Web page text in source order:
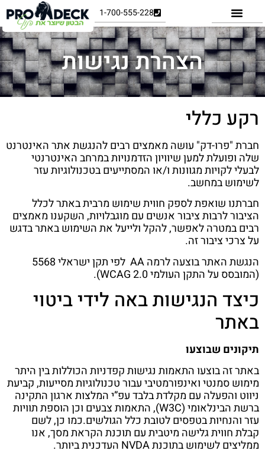
1-700-555-228
הצהרת נגישות
רקע כללי
חברת "פרו-דק" עושה מאמצים רבים להנגשת אתר האינטרנט
שלה ופועלת למען שיוויון הזדמנויות במרחב האינטרנטי
לבעלי לקויות מגוונות ו/או המסתייעים בטכנולוגיות עזר
לשימוש במחשב.
חברתנו שואפת לספק חווית שימוש מרבית באתר לכלל
הציבור לרבות ציבור אנשים עם מוגבלויות, השקענו מאמצים
רבים במטרה לאפשר, להקל ולייעל את השימוש באתר בדגש
על צרכי ציבור זה.
הנגשת האתר בוצעה לרמה AA לפי תקן ישראלי 5568
(המובסס על התקן העולמי WCAG 2.0).
כיצד הנגישות באה לידי ביטוי
באתר
תיקונים שבוצעו
באתר זה בוצעו התאמות נגישות קפדניות הכוללות בין היתר
מימוש סמנטי ואינפורמטיבי עבור טכנולוגיות מסייעות, קביעת
ניווט והפעלה עם מקלדת בלבד עפ”י המלצות ארגון התקינה
ברשת הבינלאומי (W3C), התאמות צבעים וכן הוספת תוויות
עזר והנחיות בטפסים לטובת כלל הגולשים.כמו כן, לשם
קבלת חווית גלישה מיטבית עם תוכנת הקראת מסך, אנו
ממליצים לשימוש בתוכנת NVDA העדכנית ביותר.